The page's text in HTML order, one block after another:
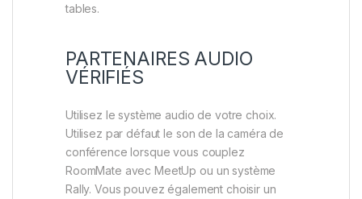
tables.
PARTENAIRES AUDIO
VÉRIFIÉS
Utilisez le système audio de votre choix.
Utilisez par défaut le son de la caméra de
conférence lorsque vous couplez
RoomMate avec MeetUp ou un système
Rally. Vous pouvez également choisir un